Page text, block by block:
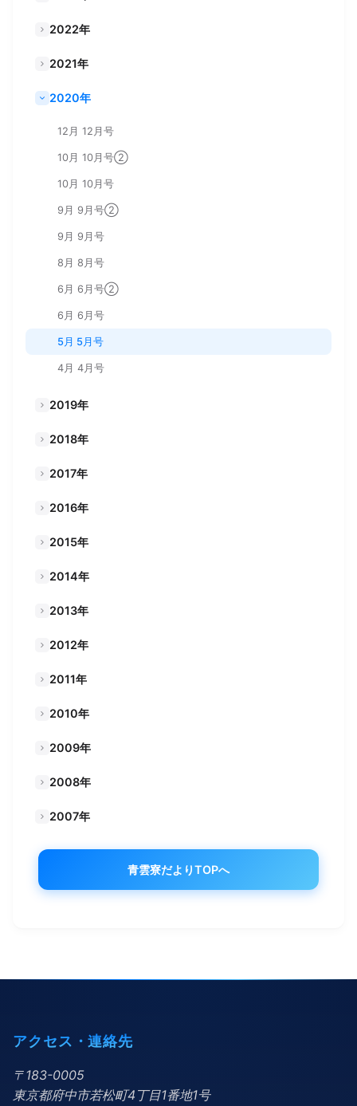
2022年
2021年
2020年
12月 12月号
10月 10月号②
10月 10月号
9月 9月号②
9月 9月号
8月 8月号
6月 6月号②
6月 6月号
5月 5月号
4月 4月号
2019年
2018年
2017年
2016年
2015年
2014年
2013年
2012年
2011年
2010年
2009年
2008年
2007年
青雲寮だよりTOPへ
アクセス・連絡先
〒183-0005
東京都府中市若松町4丁目1番地1号